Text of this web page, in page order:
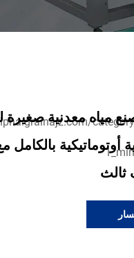
مياه معدنية صغيرة
أوتوماتيكية